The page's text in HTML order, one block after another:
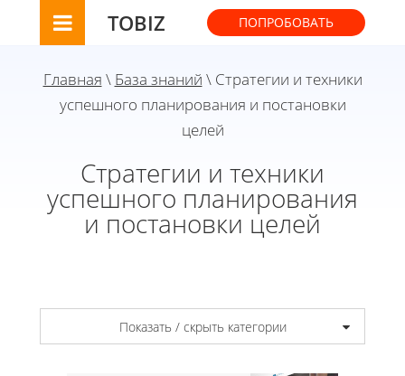
TOBIZ ПОПРОБОВАТЬ
Главная \ База знаний \ Стратегии и техники
успешного планирования и постановки
целей
Стратегии и техники
успешного планирования
и постановки целей
Показать / скрыть категории